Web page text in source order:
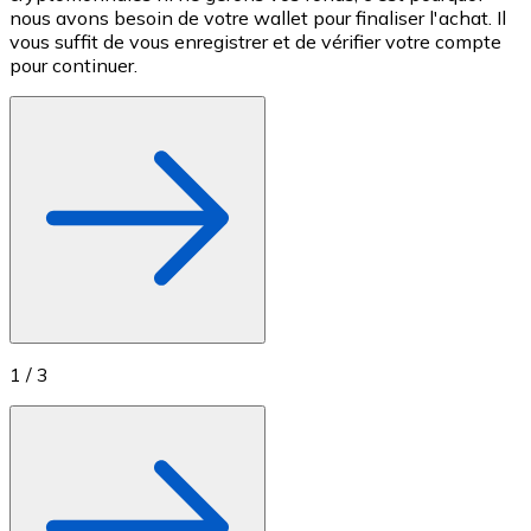
Achetez des cartes-cadeaux de vos marques
Aller à la boutique de cartes-cadeaux
nous avons besoin de votre wallet pour finaliser l'achat. Il
vous suffit de vous enregistrer et de vérifier votre compte
pour continuer.
1 / 3